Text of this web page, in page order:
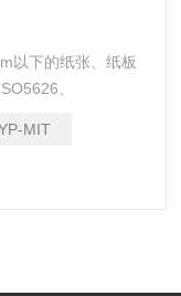
以下的纸张、纸板
、
MIT